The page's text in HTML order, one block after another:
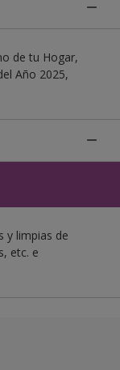
de tu Hogar,
Año 2025,
y limpias de
etc. e